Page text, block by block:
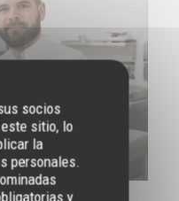
socios
sitio, lo
la
personales.
y